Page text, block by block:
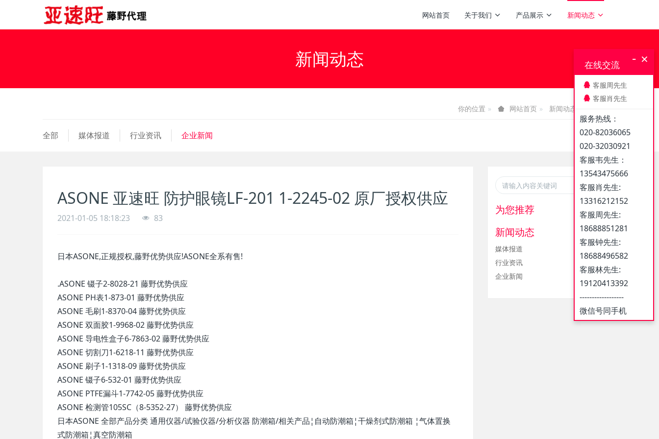
网站首页 关于我们 产品展示 新闻动态
新闻动态
你的位置 网站首页 新闻动态
全部 媒体报道 行业资讯 企业新闻
ASONE 亚速旺 防护眼镜LF-201 1-2245-02 原厂授权供应
2021-01-05 18:18:23 83
日本ASONE,正规授权,藤野优势供应!ASONE全系有售!
.ASONE 镊子2-8028-21 藤野优势供应
ASONE PH表1-873-01 藤野优势供应
ASONE 毛刷1-8370-04 藤野优势供应
ASONE 双面胶1-9968-02 藤野优势供应
ASONE 导电性盒子6-7863-02 藤野优势供应
ASONE 切割刀1-6218-11 藤野优势供应
ASONE 刷子1-1318-09 藤野优势供应
ASONE 镊子6-532-01 藤野优势供应
ASONE PTFE漏斗1-7742-05 藤野优势供应
ASONE 检测管105SC（8-5352-27） 藤野优势供应
日本ASONE 全部产品分类 通用仪器/试验仪器/分析仪器 防潮箱/相关产品¦自动防潮箱¦干燥剂式防潮箱 ¦气体置换
式防潮箱¦真空防潮箱
为您推荐
新闻动态
媒体报道
行业资讯
企业新闻
×
-
在线交流
客服周先生
客服肖先生
服务热线：
020-82036065
020-32030921
客服韦先生：
13543475666
客服肖先生:
13316212152
客服周先生:
18688851281
客服钟先生:
18688496582
客服林先生:
19120413392
------------------
微信号同手机